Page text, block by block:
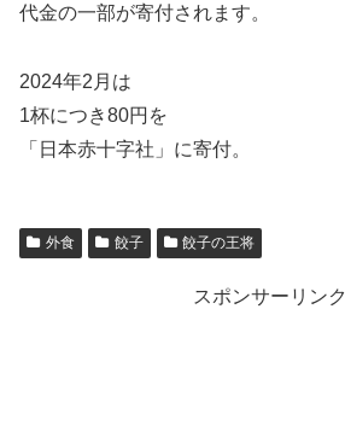
代金の一部が寄付されます。
2024年2月は
1杯につき80円を
「日本赤十字社」に寄付。
外食 餃子 餃子の王将
スポンサーリンク